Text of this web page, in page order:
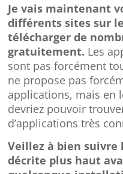
Je vais maintenant
différents sites sur
télécharger de
gratuitement. Les
sont pas forcément
ne propose pas
applications, mais en
devriez pouvoir
d’applications très
Veillez à bien suivre
décrite plus haut